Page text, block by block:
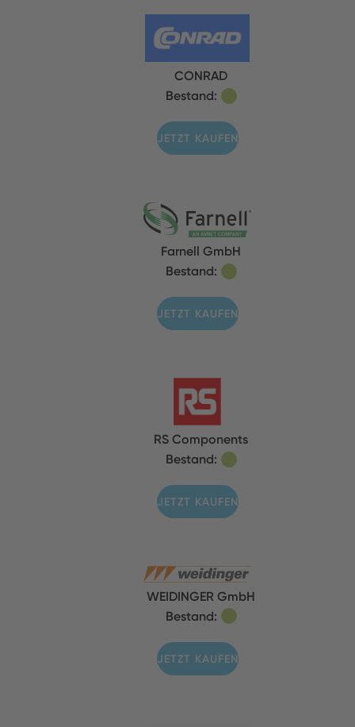
CONRAD
Bestand:
JETZT KAUFEN
Farnell GmbH
Bestand:
JETZT KAUFEN
RS Components
Bestand:
JETZT KAUFEN
WEIDINGER GmbH
Bestand:
JETZT KAUFEN